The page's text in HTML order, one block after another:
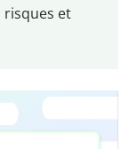
risques et